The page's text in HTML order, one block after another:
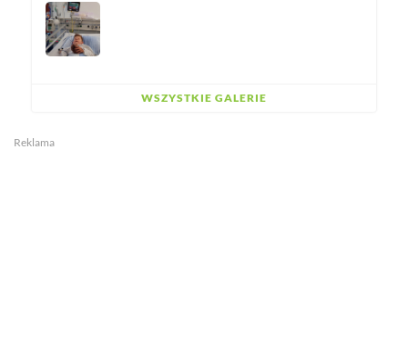
WSZYSTKIE GALERIE
Reklama